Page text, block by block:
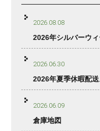
2026.08.08
2026年シルバーウ
2026.06.30
2026年夏季休暇配
2026.06.09
倉庫地図